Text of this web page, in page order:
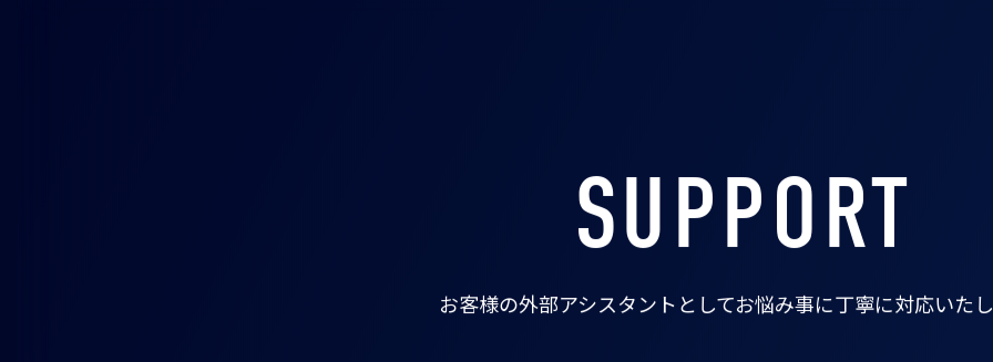
SUPPORT
お客様の外部アシスタントとしてお悩み事に丁寧に対応いた